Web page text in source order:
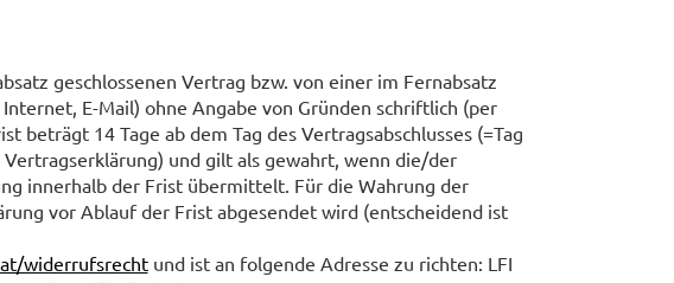
geschlossenen Vertrag bzw. von einer im Fernabsatz
E-Mail) ohne Angabe von Gründen schriftlich (per
14 Tage ab dem Tag des Vertragsabschlusses (=Tag
und gilt als gewahrt, wenn die/der
innerhalb der Frist übermittelt. Für die Wahrung der
vor Ablauf der Frist abgesendet wird (entscheidend ist
widerrufsrechtund ist an folgende Adresse zu richten: LFI